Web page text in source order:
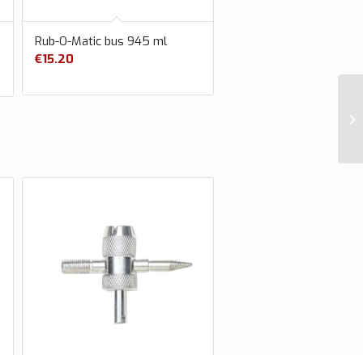
Rub-O-Matic bus 945 ml
€15.20